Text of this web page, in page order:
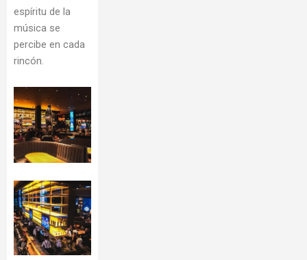
espíritu de la
música se
percibe en cada
rincón.